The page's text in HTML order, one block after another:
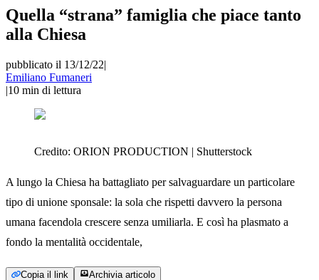
Quella “strana” famiglia che piace tanto
alla Chiesa
pubblicato il 13/12/22|
Emiliano Fumaneri
|10 min di lettura
Credito: ORION PRODUCTION | Shutterstock
A lungo la Chiesa ha battagliato per salvaguardare un particolare
tipo di unione sponsale: la sola che rispetti davvero la persona
umana facendola crescere senza umiliarla. E così ha plasmato a
fondo la mentalità occidentale,
Copia il link Archivia articolo